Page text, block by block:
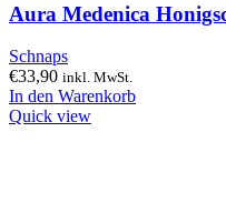
Aura Medenica
Schnaps
€33,90 inkl. MwSt.
In den Warenkorb
Quick view